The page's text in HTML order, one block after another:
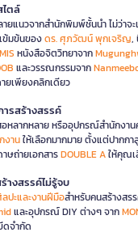
ตล์
ยแนวจากสำนักพิมพ์ชั้นนำ ไม่ว่าจ
ข้มข้นของดร. ศุภวัฒน์ พุกเจริญ,
MIS หนังสือจิตวิทยาจาก
และวรรณกรรมจาก
ยเพียงคลิกเดียว
ารสร้างสรรค์
หลากหลาย หรืออุปกรณ์สำนักงาน
งานให้เลือกมากมาย ตั้งแต่ปากก
ษถ่ายเอกสารDOUBLE Aให้คุณเ
างสรรค์ไม่รู้จบ
ปะและงานฝีมือสำหรับคนสร้างสร
และอุปกรณ์ DIY ต่างๆ จาก
ดจำกัด